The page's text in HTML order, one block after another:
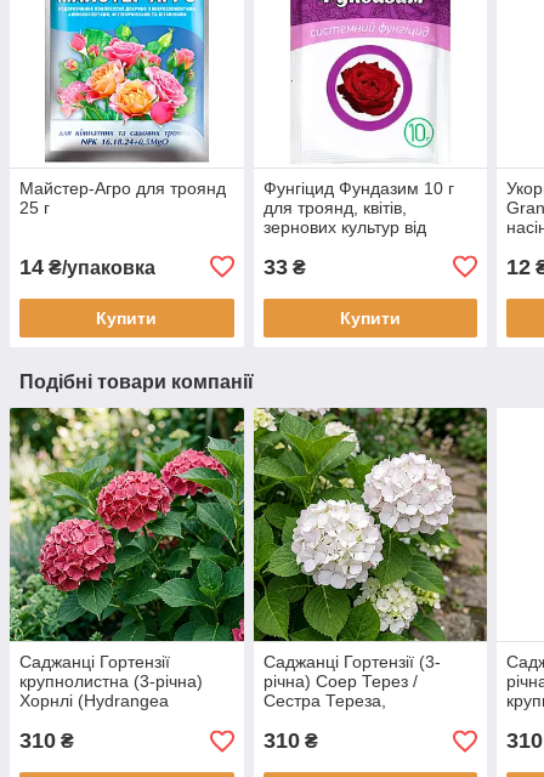
Майстер-Агро для троянд
25 г
14 ₴/упаковка
Купити
Фунгіцид Фундазим 10 г
для троянд, квітів,
зернових культур від
33₴
Купити
12
Подібні товари компанії
Саджанці Гортензії
крупнолистна (3-річна)
Хорнлі (Hydrangea
310 ₴
Саджанці Гортензії (3-
річна) Соер Терез /
Сестра Тереза,
macrophylla Soeur
310₴ 310